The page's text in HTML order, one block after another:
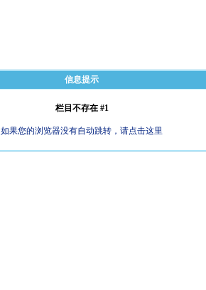
信息提示
栏目不存在 #1
如果您的浏览器没有自动跳转，请点击这里